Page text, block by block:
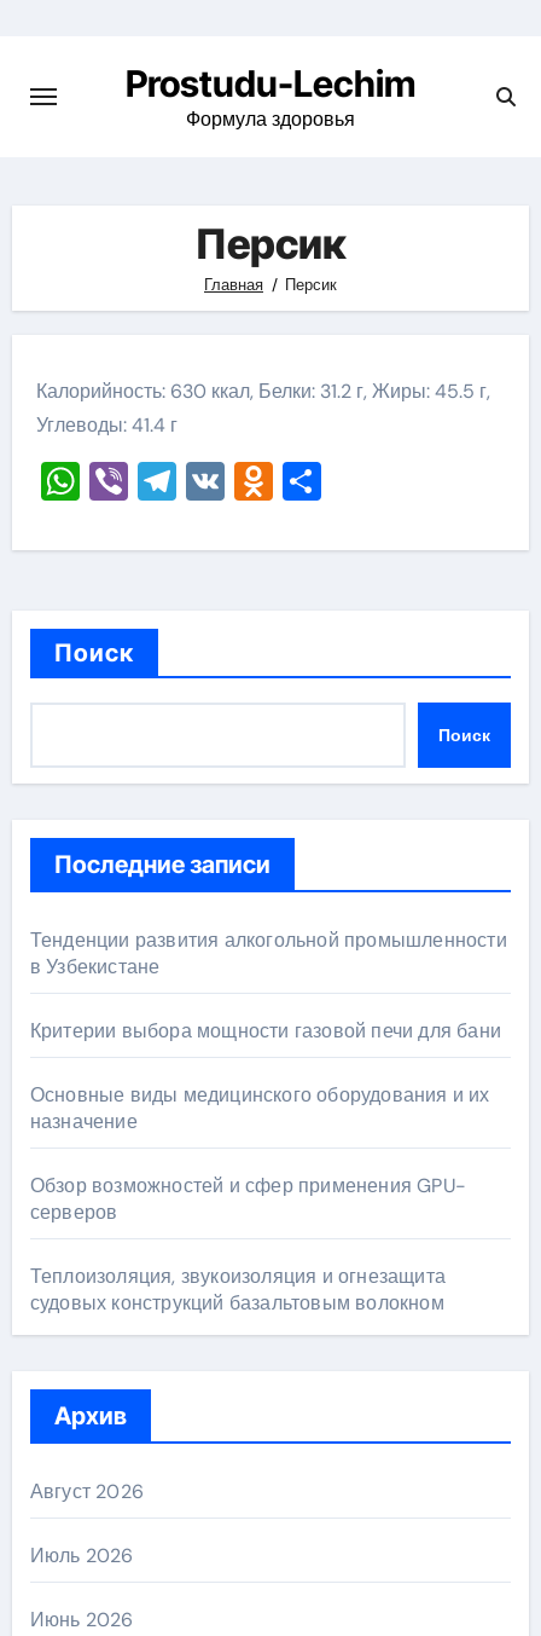
содержимому
Prostudu-Lechim
Формула здоровья
Персик
Главная Персик
Калорийность: 630 ккал, Белки: 31.2 г, Жиры: 45.5 г,
Углеводы: 41.4 г
WhatsApp
ViberTelegram
VKOdnoklassniki
Отправить
Поиск
Поиск
Последние записи
Тенденции развития алкогольной промышленности
в Узбекистане
Критерии выбора мощности газовой печи для бани
Основные виды медицинского оборудования и их
назначение
Обзор возможностей и сфер применения GPU-
серверов
Теплоизоляция, звукоизоляция и огнезащита
судовых конструкций базальтовым волокном
Архив
Август 2026
Июль 2026
Июнь 2026